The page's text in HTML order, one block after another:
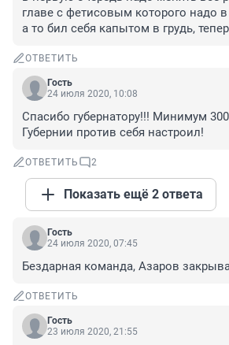
главе с фетисовым которого надо
а то бил себя капытом в грудь,
ОТВЕТИТЬ
Гость
24 июля 2020, 10:08
Спасибо губернатору!!! Минимум
Губернии против себя настроил!
ОТВЕТИТЬ 2
Показать ещё 2 ответа
Гость
24 июля 2020, 07:45
Бездарная команда, Азаров
ОТВЕТИТЬ
Гость
23 июля 2020, 21:55